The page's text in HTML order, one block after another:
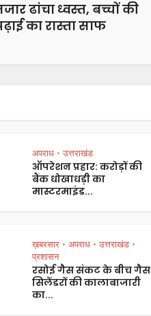
ढांचा ध्वस्त, बच्चों की
का रास्ता साफ
अपराध • उत्तराखंड
ऑपरेशन प्रहार: करोड़ों की
बैंक धोखाधड़ी का
मास्टरमाइंड...
ख़बरसार • अपराध • उत्तराखंड •
प्रशासन
रसोई गैस संकट के बीच गैस
सिलेंडरों की कालाबाजारी
का...